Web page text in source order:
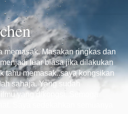
memasak. Masakan ringkas dan
luar biasa jika dilakukan
tahu memasak..saya kongsikan
sahaja. Yang sudah
yang dikongsi. Semoga